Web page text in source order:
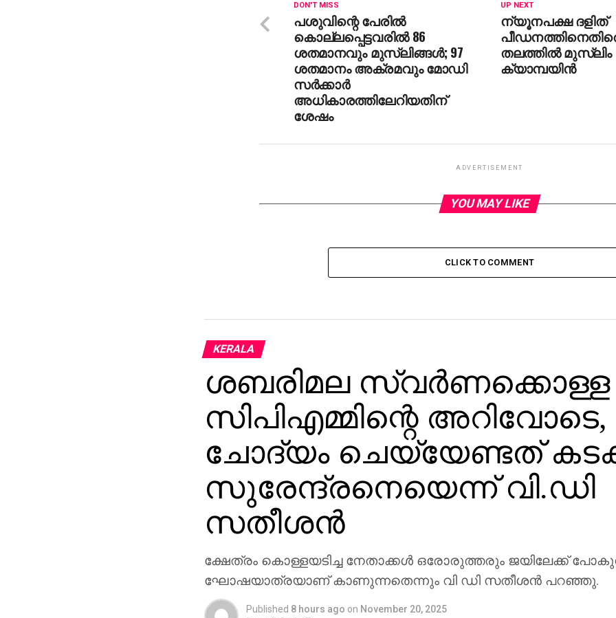
UP NEXT
ന്യൂനപക്ഷ ദളിത്
തലത്തില്‍ മുസ്ലിം
ക്യാമ്പയിന്‍
DON'T MISS
പശുവിന്റെ പേരില്‍
കൊല്ലപ്പെട്ടവരില്‍ 86
ശതമാനവും മുസ്ലിങ്ങള്‍; 97
ശതമാനം അക്രമവും മോഡി
സര്‍ക്കാര്‍
അധികാരത്തിലേറിയതിന്
ശേഷം
ADVERTISEMENT
YOU MAY LIKE
CLICK TO COMMENT
KERALA
ശബരിമല സ്വര്‍ണക്കൊള്ള
സിപിഎമ്മിന്റെ
ചോദ്യം ചെയ്യേണ്ടത്
സുരേന്ദ്രനെയെന്ന് വി.ഡി
സതീശന്‍
ക്ഷേത്രം കൊള്ളയടിച്ച നേതാക്കള്‍ ഒരോരുത്തരും ജയിലേക്ക്
ഘോഷയാത്രയാണ് കാണുന്നതെന്നും വി ഡി സതീശന്‍ പറഞ്ഞു.
Published 8 hours ago on November 20, 2025